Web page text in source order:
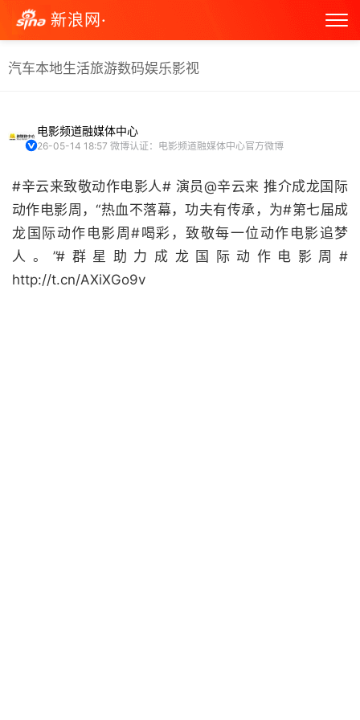
新浪网·
汽车本地生活旅游数码娱乐影视
电影频道融媒体中心
26-05-14 18:57 微博认证：电影频道融媒体中心官方微博
#辛云来致敬动作电影人# 演员@辛云来 推介成龙国际
动作电影周，“热血不落幕，功夫有传承，为#第七届成
龙国际动作电影周#喝彩，致敬每一位动作电影追梦
人。”#群星助力成龙国际动作电影周#
http://t.cn/AXiXGo9v ​